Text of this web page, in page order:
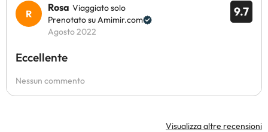
9.7
Rosa Viaggiato solo
Prenotato su Amimir.com
Agosto 2022
Eccellente
Nessun commento
Visualizza altre recensioni